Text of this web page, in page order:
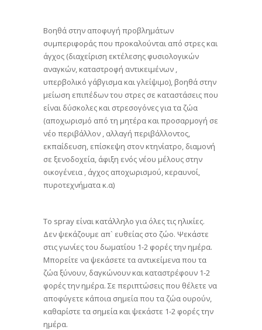
Βοηθά στην αποφυγή προβλημάτων
συμπεριφοράς που προκαλούνται από στρες και
άγχος (διαχείριση εκτέλεσης φυσιολογικών
αναγκών, καταστροφή αντικειμένων ,
υπερβολικό γάβγισμα και γλείψιμο), βοηθά στην
μείωση επιπέδων του στρες σε καταστάσεις που
είναι δύσκολες και στρεσογόνες για τα ζώα
(αποχωρισμό από τη μητέρα και προσαρμογή σε
νέο περιβάλλον , αλλαγή περιβάλλοντος,
εκπαίδευση, επίσκεψη στον κτηνίατρο, διαμονή
σε ξενοδοχεία, άφιξη ενός νέου μέλους στην
οικογένεια , άγχος αποχωρισμού, κεραυνοί,
πυροτεχνήματα κ.α)
Το spray είναι κατάλληλο για όλες τις ηλικίες.
Δεν ψεκάζουμε απ` ευθείας στο ζώο. Ψεκάστε
στις γωνίες του δωματίου 1-2 φορές την ημέρα.
Μπορείτε να ψεκάσετε τα αντικείμενα που τα
ζώα ξύνουν, δαγκώνουν και καταστρέφουν 1-2
φορές την ημέρα. Σε περιπτώσεις που θέλετε να
αποφύγετε κάποια σημεία που τα ζώα ουρούν,
καθαρίστε τα σημεία και ψεκάστε 1-2 φορές την
ημέρα.